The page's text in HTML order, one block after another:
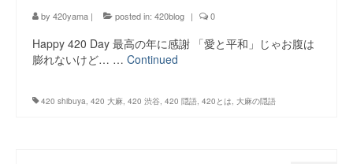
by 420yama | posted in: 420blog | 0
Happy 420 Day 最高の年に感謝 「愛と平和」じゃお腹は
膨れないけど… … Continued
420 shibuya 420 大麻 420 渋谷 420 隠語 420とは 大麻の隠語